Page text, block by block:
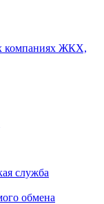
компаниях ЖКХ,
служба
обмена